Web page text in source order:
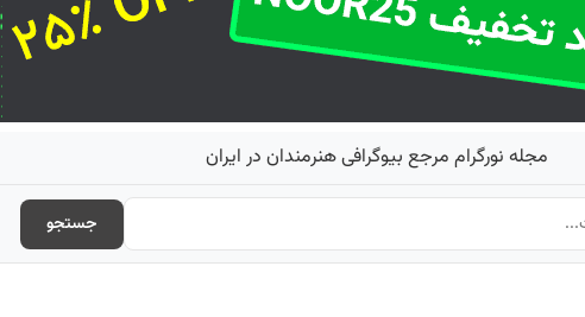
مجله نورگرام مرجع بیوگرافی هنرمندان در ایران
جستجو